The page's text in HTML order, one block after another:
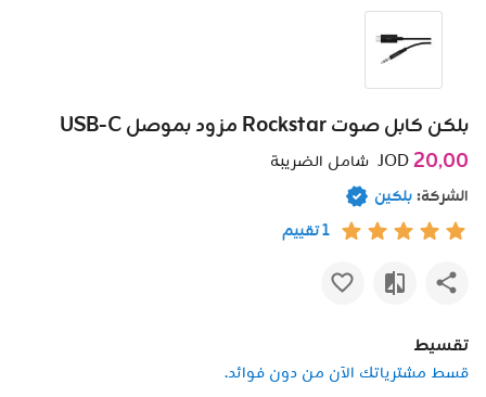
بلكن كابل صوت Rockstar مزود بموصل USB-C
20٫00
شامل الضريبة
الشركة:بلكين
1 تقييم
تقسيط
قسط مشترياتك الآن من دون فوائد.